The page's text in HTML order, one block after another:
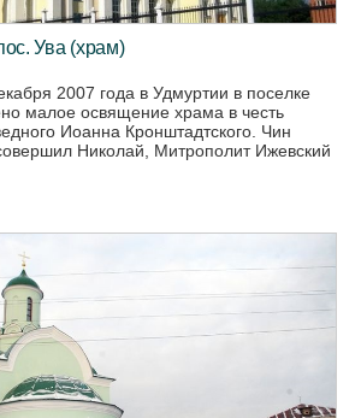
Ува (храм)
2007 года в Удмуртии в поселке
малое освящение храма в честь
Иоанна Кронштадтского. Чин
Николай, Митрополит Ижевский